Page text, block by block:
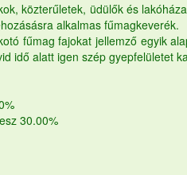
közterűletek, üdülők és
alkalmas fűmagkeverék.
fűmag fajokat jellemző egyik
idő alatt igen szép gyepfelületet
30.00%